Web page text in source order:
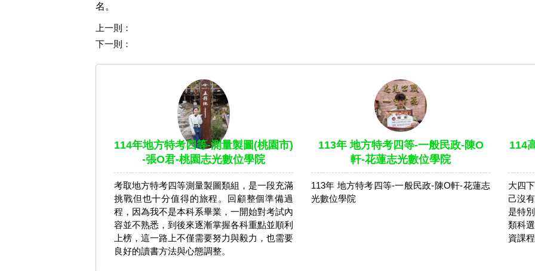
名。
上一則：
下一則：
114年地方特考四等-測量製圖(桃園市)
-張O君-桃園志光數位學院
考取地方特考四等測量製圖類組，是一段充滿
挑戰但也十分值得的旅程。回顧整個準備過
程，因為我不是本科系畢業，一開始對考試內
容並不熟悉，到後來逐漸掌握各科重點並順利
上榜，這一路上不僅需要努力與毅力，也需要
良好的讀書方法與心態調整。
113年 地方特考四等-一般民政-陳O
軒-花蓮志光數位學院
113年 地方特考四等-一般民政-陳O軒-花蓮志
光數位學院
114
大四
己沒
是特
類科
資課